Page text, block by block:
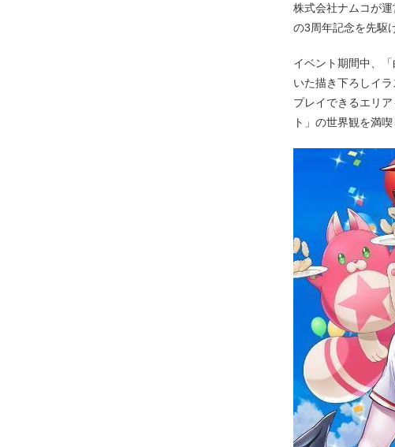
株式会社ナムコが
の3周年記念を先駆
イベント期間中、
いた描き下ろしイ
プレイできるエリ
ト」の世界観を満